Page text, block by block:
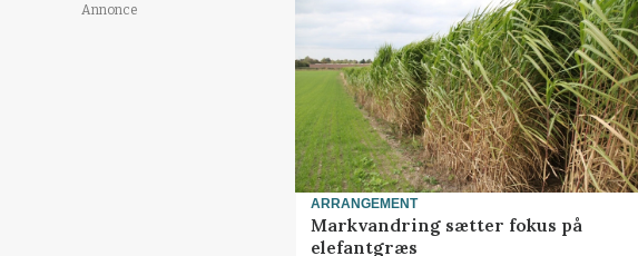
Annonce
ARRANGEMENT
Markvandring sætter fokus på
elefantgræs